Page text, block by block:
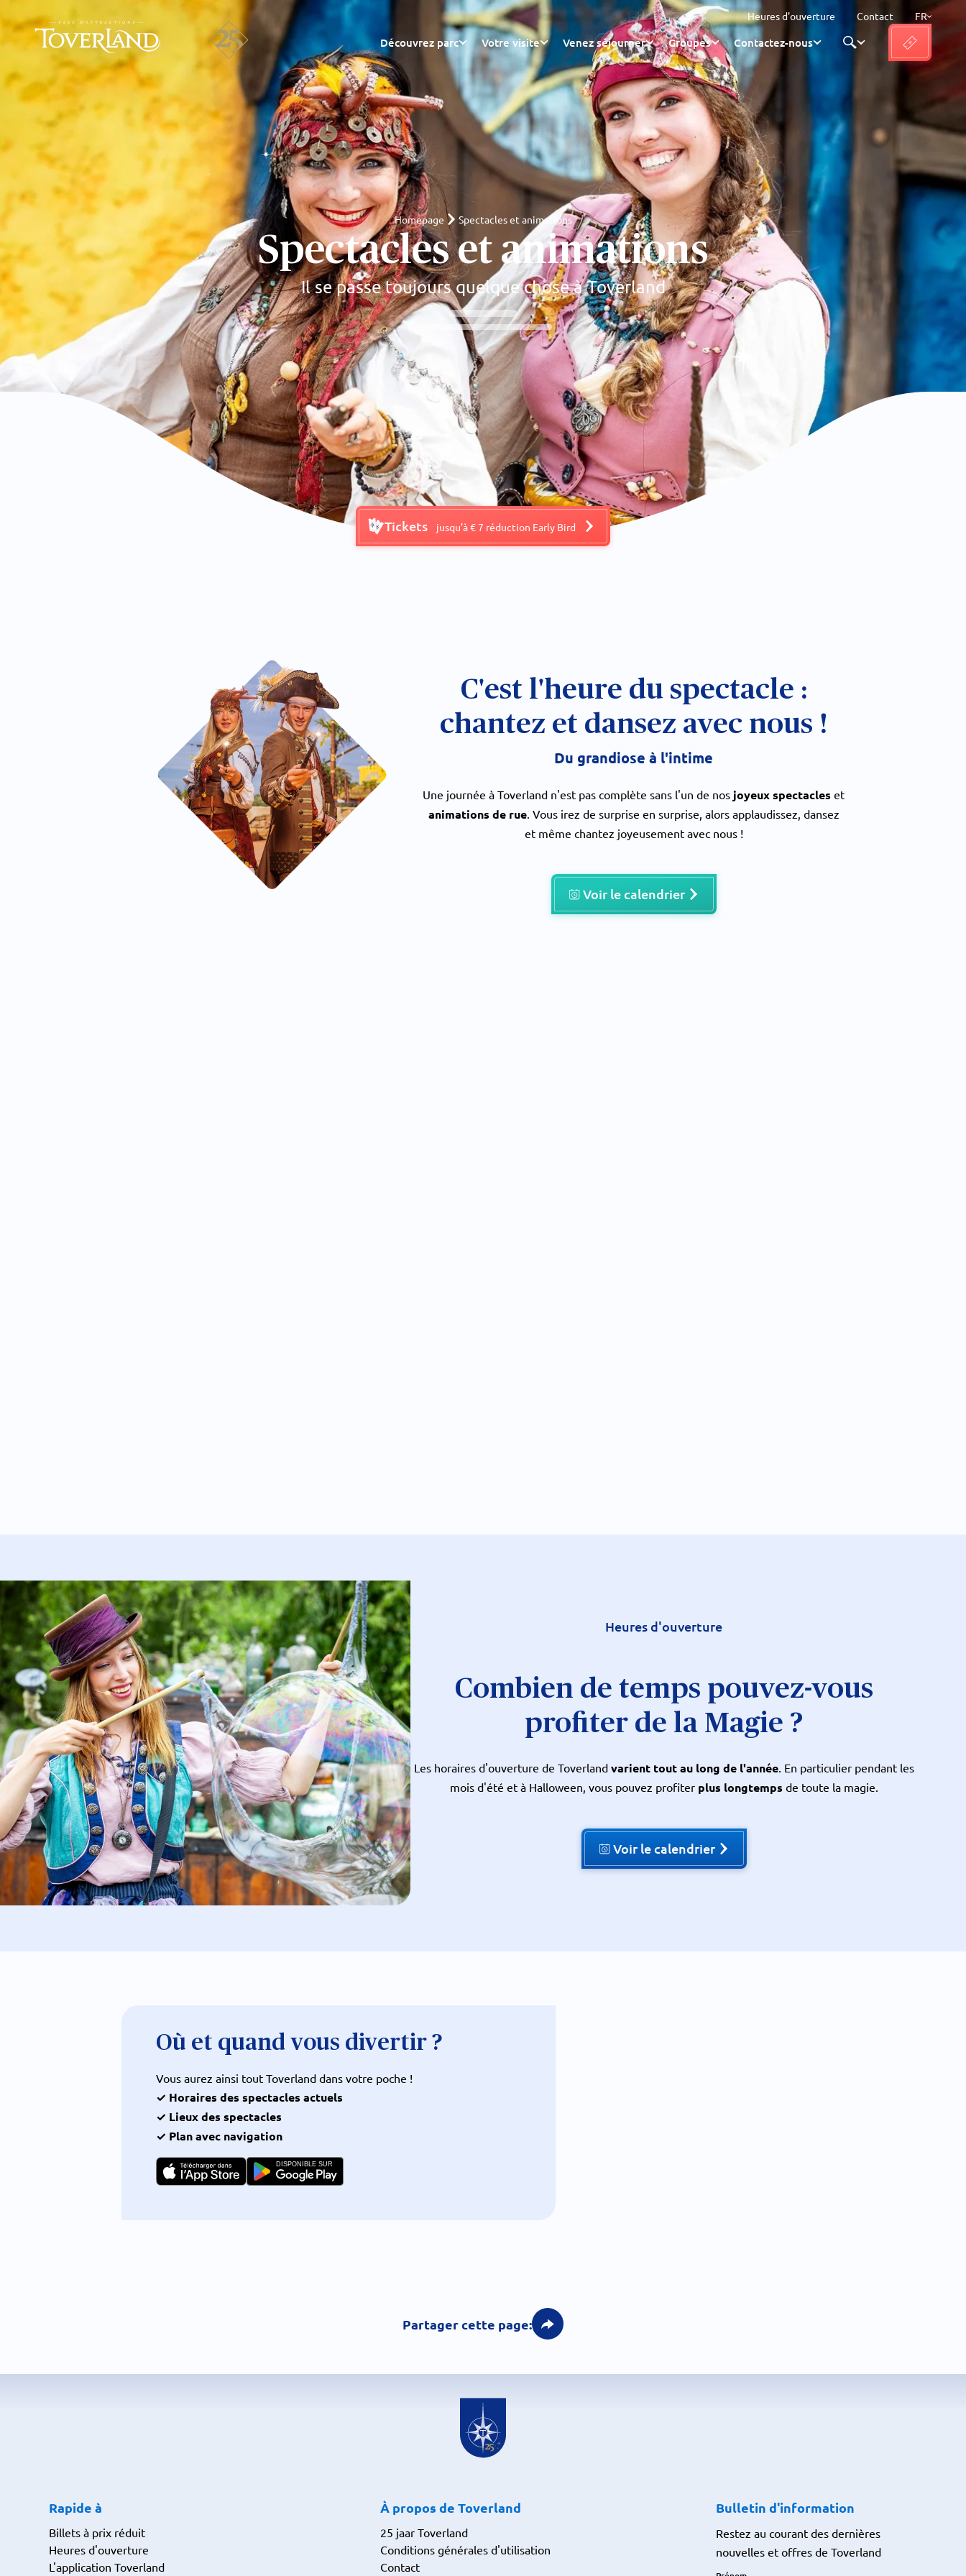
Heures d'ouverture Contact FR
Découvrez parc Votre visite Venez séjourner Groupes Contactez-nous
Homepage Spectacles et animations
Spectacles et animations
Il se passe toujours quelque chose à Toverland
Tickets jusqu’à € 7 réduction Early Bird
C'est l'heure du spectacle :
chantez et dansez avec nous !
Du grandiose à l'intime
Une journée à Toverland n'est pas complète sans l'un de nos joyeux spectacles et
animations de rue. Vous irez de surprise en surprise, alors applaudissez, dansez
et même chantez joyeusement avec nous !
Voir le calendrier
Heures d'ouverture
Combien de temps pouvez-vous
profiter de la Magie ?
Les horaires d'ouverture de Toverland varient tout au long de l'année. En particulier pendant les
mois d'été et à Halloween, vous pouvez profiter plus longtemps de toute la magie.
Voir le calendrier
Où et quand vous divertir ?
Vous aurez ainsi tout Toverland dans votre poche !
✓ Horaires des spectacles actuels
✓ Lieux des spectacles
✓ Plan avec navigation
DISPONIBLE SUR
Partager cette page:
Rapide à
Billets à prix réduit
Heures d'ouverture
L'application Toverland
À propos de Toverland
25 jaar Toverland
Conditions générales d'utilisation
Contact
Bulletin d'information
Restez au courant des dernières
nouvelles et offres de Toverland